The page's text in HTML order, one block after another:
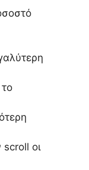
οι